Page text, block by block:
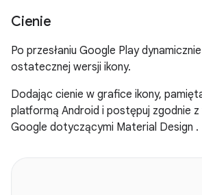
Cienie
Po przesłaniu Google Play
ostatecznej wersji ikony.
Dodając cienie w grafice ikony,
platformą Android i postępuj zgodnie
Google dotyczącymi Material Design .